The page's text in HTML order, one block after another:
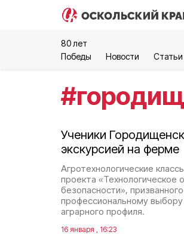
80 лет
Победы
Новости Статьи
#
Ученики
экскурсией на ферме
Агротехнологические
проекта «Технологическое
безопасности»,
профессиональному
аграрного профиля.
16 января , 16:23